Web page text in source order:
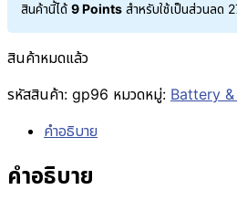
สินค้านี้ได้ 9 Points สำหรับใช้เป็นส่วนลด
สินค้าหมดแล้ว
รหัสสินค้า: gp96 หมวดหมู่: Battery
คำอธิบาย
คำอธิบาย